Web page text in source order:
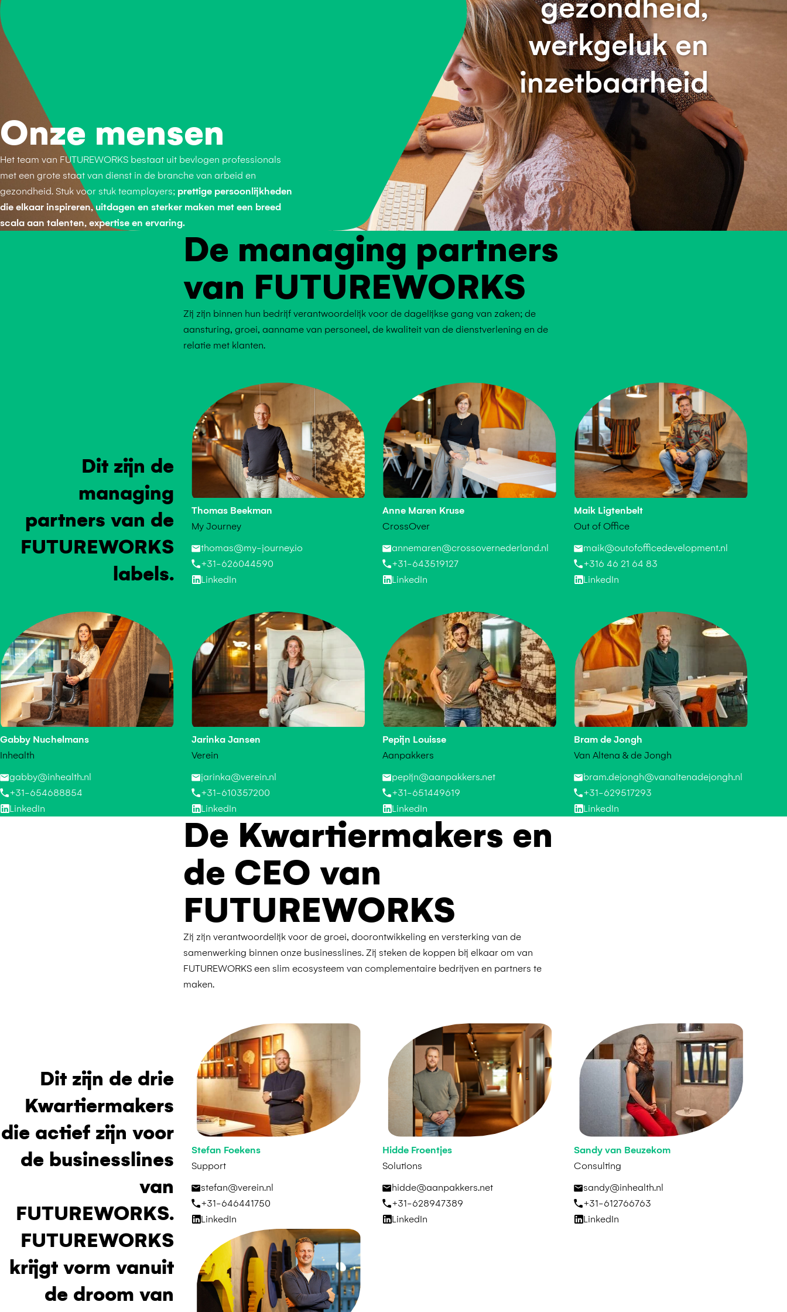
Onze mensen
Het team van FUTUREWORKS bestaat uit bevlogen professionals
met een grote staat van dienst in de branche van arbeid en
gezondheid. Stuk voor stuk teamplayers; prettige persoonlijkheden
die elkaar inspireren, uitdagen en sterker maken met een breed
scala aan talenten, expertise en ervaring.
gezondheid,
werkgeluk en
inzetbaarheid
De managing partners
van FUTUREWORKS
Zij zijn binnen hun bedrijf verantwoordelijk voor de dagelijkse gang van zaken; de
aansturing, groei, aanname van personeel, de kwaliteit van de dienstverlening en de
relatie met klanten.
Dit zijn de
managing
partners van de
FUTUREWORKS
labels.
Thomas Beekman
My Journey
thomas@my-journey.io
+31-626044590
LinkedIn
Anne Maren Kruse
CrossOver
annemaren@crossovernederland.nl
+31-643519127
LinkedIn
Maik Ligtenbelt
Out of Office
maik@outofofficedevelopment.nl
+316 46 21 64 83
LinkedIn
Gabby Nuchelmans
Inhealth
gabby@inhealth.nl
+31-654688854
LinkedIn
Jarinka Jansen
Verein
jarinka@verein.nl
+31-610357200
LinkedIn
Pepijn Louisse
Aanpakkers
pepijn@aanpakkers.net
+31-651449619
LinkedIn
Bram de Jongh
Van Altena & de Jongh
bram.dejongh@vanaltenadejongh.nl
+31-629517293
LinkedIn
De Kwartiermakers en
de CEO van
FUTUREWORKS
Zij zijn verantwoordelijk voor de groei, doorontwikkeling en versterking van de
samenwerking binnen onze businesslines. Zij steken de koppen bij elkaar om van
FUTUREWORKS een slim ecosysteem van complementaire bedrijven en partners te
maken.
Dit zijn de drie
Kwartiermakers
die actief zijn voor
de businesslines
van
FUTUREWORKS.
Stefan Foekens
Support
stefan@verein.nl
+31-646441750
LinkedIn
Hidde Froentjes
Solutions
hidde@aanpakkers.net
+31-628947389
LinkedIn
Sandy van Beuzekom
Consulting
sandy@inhealth.nl
+31-612766763
LinkedIn
FUTUREWORKS
krijgt vorm vanuit
de droom van